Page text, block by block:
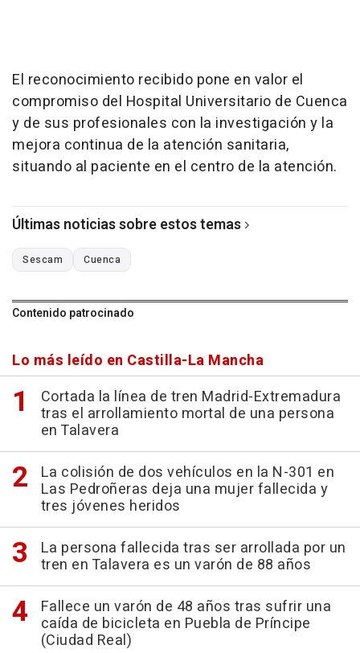
El reconocimiento recibido pone en valor el
compromiso del Hospital Universitario de Cuenca
y de sus profesionales con la investigación y la
mejora continua de la atención sanitaria,
situando al paciente en el centro de la atención.
Últimas noticias sobre estos temas
Sescam Cuenca
Contenido patrocinado
Lo más leído en Castilla-La Mancha
Cortada la línea de tren Madrid-Extremadura
tras el arrollamiento mortal de una persona
en Talavera
La colisión de dos vehículos en la N-301 en
Las Pedroñeras deja una mujer fallecida y
tres jóvenes heridos
La persona fallecida tras ser arrollada por un
tren en Talavera es un varón de 88 años
Fallece un varón de 48 años tras sufrir una
caída de bicicleta en Puebla de Príncipe
(Ciudad Real)